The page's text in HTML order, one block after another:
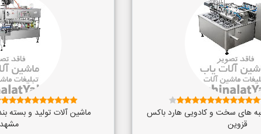
های سخت و کادویی هارد باکس
قزوین
ماشین آلات توليد و بسته
مشهد